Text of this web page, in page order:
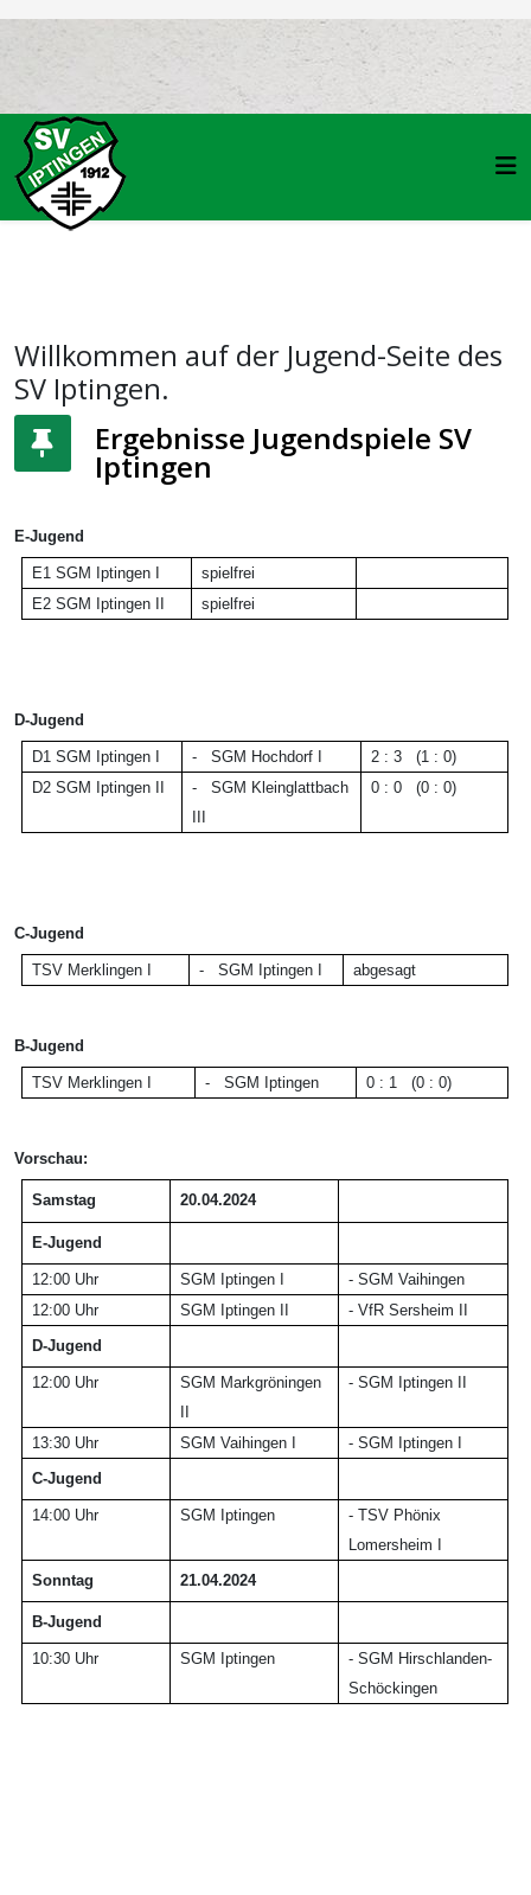
Willkommen auf der Jugend-Seite des
SV Iptingen.
Ergebnisse Jugendspiele SV
Iptingen
E-Jugend
E1 SGM Iptingen I
spielfrei
E2 SGM Iptingen II spielfrei
D-Jugend
D1 SGM Iptingen I - SGM Hochdorf I
2 : 3 (1 : 0)
D2 SGM Iptingen II
- SGM Kleinglattbach
0 : 0 (0 : 0)
C-Jugend
TSV Merklingen I - SGM Iptingen I abgesagt
B-Jugend
TSV Merklingen I - SGM Iptingen 0 : 1 (0 : 0)
Vorschau:
Samstag 20.04.2024
E-Jugend
12:00 Uhr SGM Iptingen I - SGM Vaihingen
12:00 Uhr
SGM Iptingen II - VfR Sersheim I
D-Jugend
12:00 Uhr
SGM Markgröningen
- SGM Iptingen II
13:30 Uhr SGM Vaihingen I
- SGM Iptingen I
C-Jugend
14:00 Uhr SGM Iptingen
- TSV Phönix
Lomersheim I
Sonntag
21.04.2024
B-Jugend
10:30 Uhr SGM Iptingen
- SGM Hirschlanden-
Schöckingen